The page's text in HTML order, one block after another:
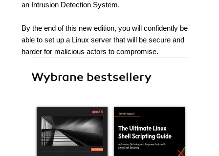
an Intrusion Detection System.
By the end of this new edition, you will confidently be
able to set up a Linux server that will be secure and
harder for malicious actors to compromise.
Wybrane bestsellery